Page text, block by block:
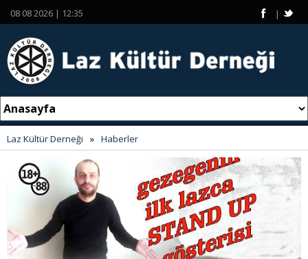
08 08 2026 | 12:35 |
Laz Kültür Derneği » Haberler